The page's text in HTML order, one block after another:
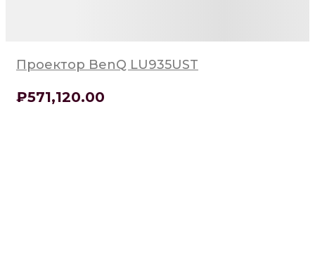
Проектор BenQ LU935UST
₽571,120.00